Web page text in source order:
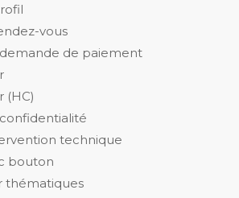
vous
demande de paiement
(HC)
technique
bouton
thématiques